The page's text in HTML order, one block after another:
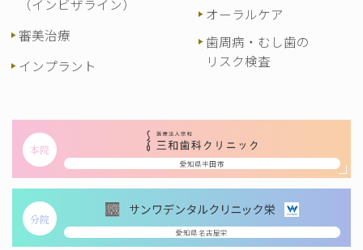
（インビザライン）
審美治療
インプラント
オーラルケア
歯周病・むし歯の
リスク検査
本院
愛知県半田市
分院
愛知県名古屋栄